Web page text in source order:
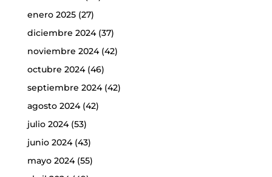
enero 2025(27)
diciembre 2024(37)
noviembre 2024(42)
octubre 2024(46)
septiembre 2024(42)
agosto 2024(42)
julio 2024(53)
junio 2024(43)
mayo 2024(55)